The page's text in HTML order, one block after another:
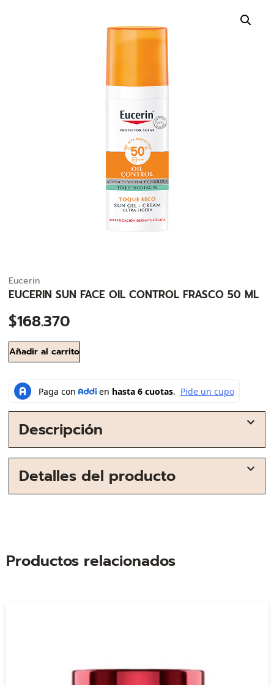
Eucerin
EUCERIN SUN FACE OIL CONTROL FRASCO 50 ML
$168.370
Añadir al carrito
Descripción
Detalles del producto
Productos relacionados